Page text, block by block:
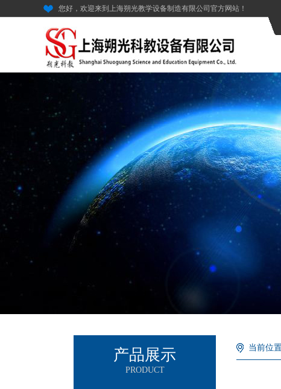
您好，欢迎来到上海朔光教学设备制造有限公司官方网站！
产品展示
PRODUCT
当前位置